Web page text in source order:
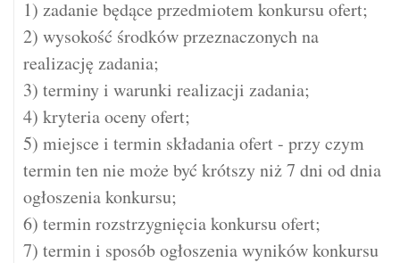
1) zadanie będące przedmiotem konkursu ofert;
2) wysokość środków przeznaczonych na
realizację zadania;
3) terminy i warunki realizacji zadania;
4) kryteria oceny ofert;
5) miejsce i termin składania ofert - przy czym
termin ten nie może być krótszy niż 7 dni od dnia
ogłoszenia konkursu;
6) termin rozstrzygnięcia konkursu ofert;
7) termin i sposób ogłoszenia wyników konkursu